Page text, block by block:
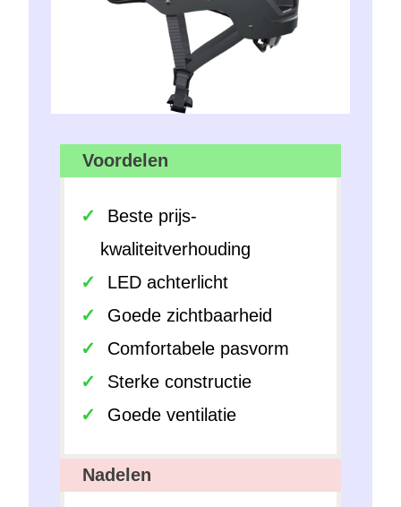
Voordelen
Beste prijs-
kwaliteitverhouding
LED achterlicht
Goede zichtbaarheid
Comfortabele pasvorm
Sterke constructie
Goede ventilatie
Nadelen